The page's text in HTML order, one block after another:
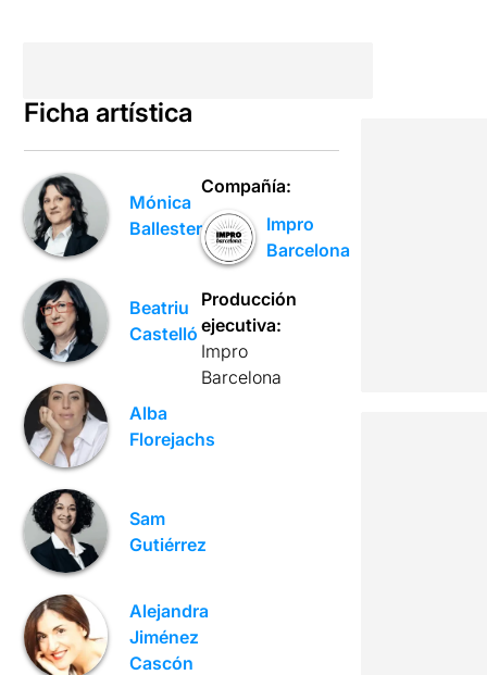
Ficha artística
Mónica
Ballesteros
Beatriu
Castelló
Alba
Florejachs
Sam
Gutiérrez
Alejandra
Jiménez
Cascón
Compañía:
Impro
Barcelona
Producción
ejecutiva:
Impro
Barcelona